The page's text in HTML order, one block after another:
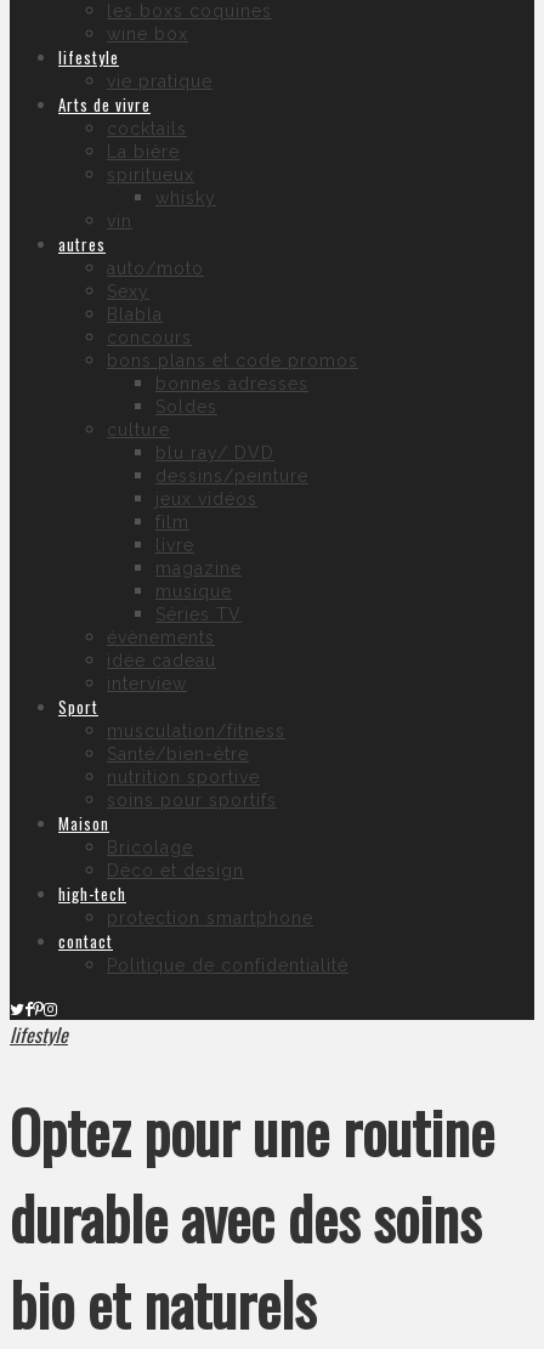
les boxs coquines
wine box
lifestyle
vie pratique
Arts de vivre
cocktails
La bière
spiritueux
whisky
vin
autres
auto/moto
Sexy
Blabla
concours
bons plans et code promos
bonnes adresses
Soldes
culture
blu ray/ DVD
dessins/peinture
jeux vidéos
film
livre
magazine
musique
Séries TV
évènements
idée cadeau
interview
Sport
musculation/fitness
Santé/bien-être
nutrition sportive
soins pour sportifs
Maison
Bricolage
Déco et design
high-tech
protection smartphone
contact
Politique de confidentialité
lifestyle
Optez pour une routine
durable avec des soins
bio et naturels